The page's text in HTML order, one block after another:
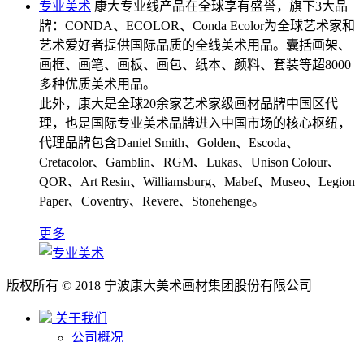
专业美术 康大专业线产品在全球享有盛誉，旗下3大品
牌：CONDA、ECOLOR、Conda Ecolor为全球艺术家和
艺术爱好者提供国际品质的全线美术用品。囊括画架、
画框、画笔、画板、画包、纸本、颜料、套装等超8000
多种优质美术用品。
此外，康大是全球20余家艺术家级画材品牌中国区代
理，也是国际专业美术品牌进入中国市场的核心枢纽，
代理品牌包含Daniel Smith、Golden、Escoda、
Cretacolor、Gamblin、RGM、Lukas、Unison Colour、
QOR、Art Resin、Williamsburg、Mabef、Museo、Legion
Paper、Coventry、Revere、Stonehenge。
更多
版权所有 © 2018 宁波康大美术画材集团股份有限公司
关于我们
公司概况